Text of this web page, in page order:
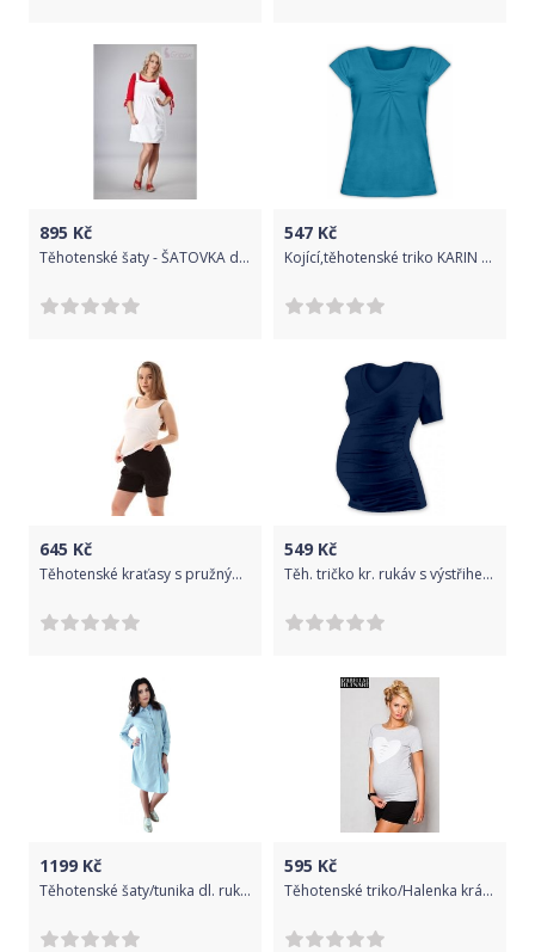
895 Kč
Těhotenské šaty - ŠATOVKA denim - bílá velikost XXXL
547 Kč
Kojící,těhotenské triko KARIN - tm. tyrkys, Velikosti těh. moda S/M
645 Kč
Těhotenské kraťasy s pružným pasem - DURO černé - Gregx velikost XXL (44)
549 Kč
Těh. tričko kr. rukáv s výstřihem do V - jeans, Velikosti těh. moda L/XL
1199 Kč
Těhotenské šaty/tunika dl. rukáv - modré, Velikosti těh. moda M (38)
595 Kč
Těhotenské triko/Halenka krátký rukáv - SRDCE světle šedé - BeMaamaa